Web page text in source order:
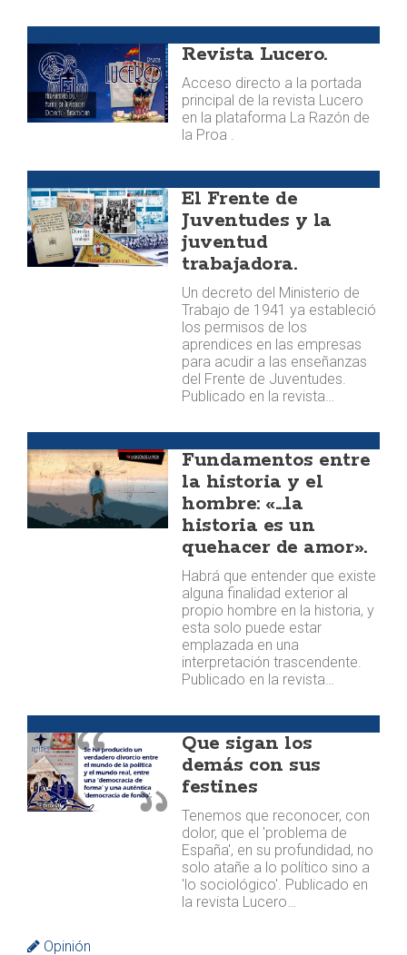
Revista Lucero.
Acceso directo a la portada
principal de la revista Lucero
en la plataforma La Razón de
la Proa .
El Frente de
Juventudes y la
juventud
trabajadora.
Un decreto del Ministerio de
Trabajo de 1941 ya estableció
los permisos de los
aprendices en las empresas
para acudir a las enseñanzas
del Frente de Juventudes.
Publicado en la revista…
Fundamentos entre
la historia y el
hombre: «...la
historia es un
quehacer de amor».
Habrá que entender que existe
alguna finalidad exterior al
propio hombre en la historia, y
esta solo puede estar
emplazada en una
interpretación trascendente.
Publicado en la revista…
Que sigan los
demás con sus
festines
Tenemos que reconocer, con
dolor, que el 'problema de
España', en su profundidad, no
solo atañe a lo político sino a
'lo sociológico'. Publicado en
la revista Lucero…
Opinión